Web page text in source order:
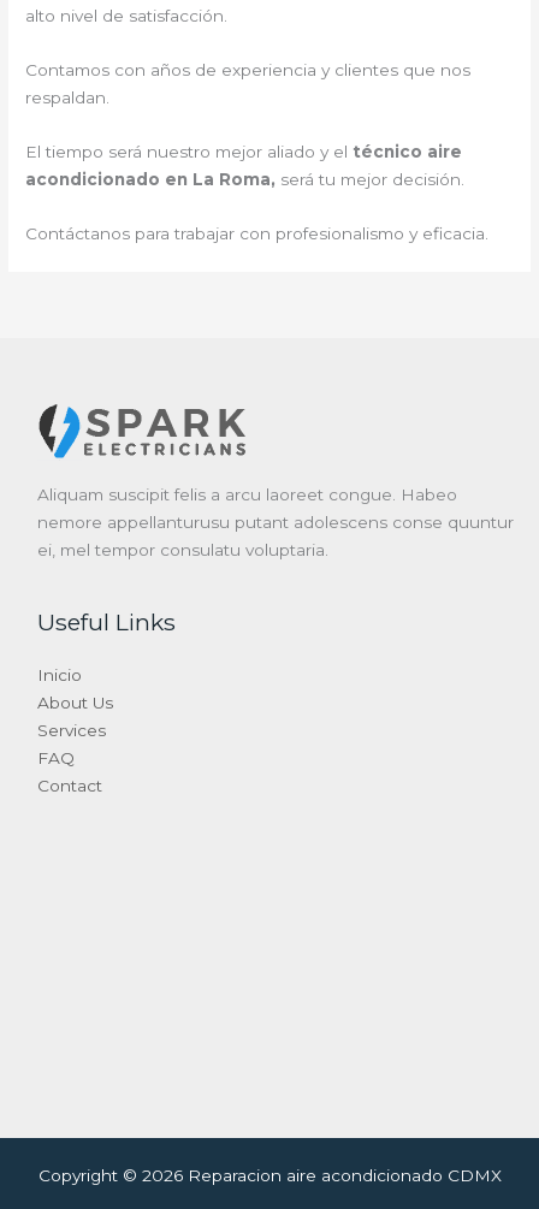
alto nivel de satisfacción.
Contamos con años de experiencia y clientes que nos
respaldan.
El tiempo será nuestro mejor aliado y el técnico aire
acondicionado en La Roma, será tu mejor decisión.
Contáctanos para trabajar con profesionalismo y eficacia.
Aliquam suscipit felis a arcu laoreet congue. Habeo
nemore appellanturusu putant adolescens conse quuntur
ei, mel tempor consulatu voluptaria.
Useful Links
Inicio
About Us
Services
FAQ
Contact
Copyright © 2026 Reparacion aire acondicionado CDMX